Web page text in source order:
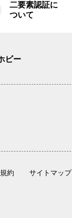
二要素認証に
ついて
ビー
約 サイトマップ